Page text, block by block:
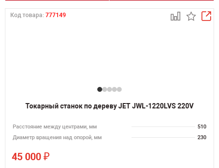
Код товара: 777149
Токарный станок по дереву JET JWL-1220LVS 220V
Расстояние между центрами, мм
510
Диаметр вращения над опорой, мм
230
45 000 ₽